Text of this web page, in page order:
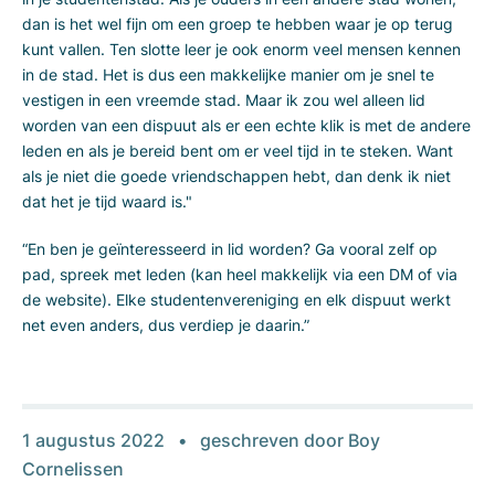
dan is het wel fijn om een groep te hebben waar je op terug
kunt vallen. Ten slotte leer je ook enorm veel mensen kennen
in de stad. Het is dus een makkelijke manier om je snel te
vestigen in een vreemde stad. Maar ik zou wel alleen lid
worden van een dispuut als er een echte klik is met de andere
leden en als je bereid bent om er veel tijd in te steken. Want
als je niet die goede vriendschappen hebt, dan denk ik niet
dat het je tijd waard is."
“En ben je geïnteresseerd in lid worden? Ga vooral zelf op
pad, spreek met leden (kan heel makkelijk via een DM of via
de website). Elke studentenvereniging en elk dispuut werkt
net even anders, dus verdiep je daarin.”
1 augustus 2022 geschreven door Boy
Cornelissen